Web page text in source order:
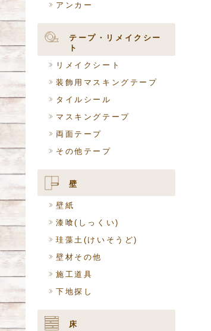
アンカー
テープ・リメイクシー
ト
リメイクシート
装飾用マスキングテープ
タイルシール
マスキングテープ
両面テープ
その他テープ
壁
壁紙
漆喰(しっくい)
珪藻土(けいそうど)
壁材その他
施工道具
下地探し
床